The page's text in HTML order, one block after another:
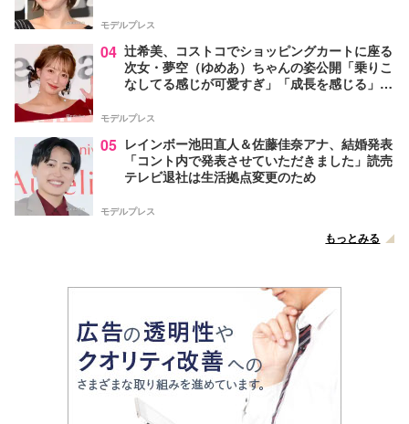
モデルプレス
04 辻希美、コストコでショッピングカートに座る
次女・夢空（ゆめあ）ちゃんの姿公開「乗りこ
なしてる感じが可愛すぎ」「成長を感じる」の
モデルプレス
05 レインボー池田直人＆佐藤佳奈アナ、結婚発表
「コント内で発表させていただきました」読売
テレビ退社は生活拠点変更のため
モデルプレス
もっとみる